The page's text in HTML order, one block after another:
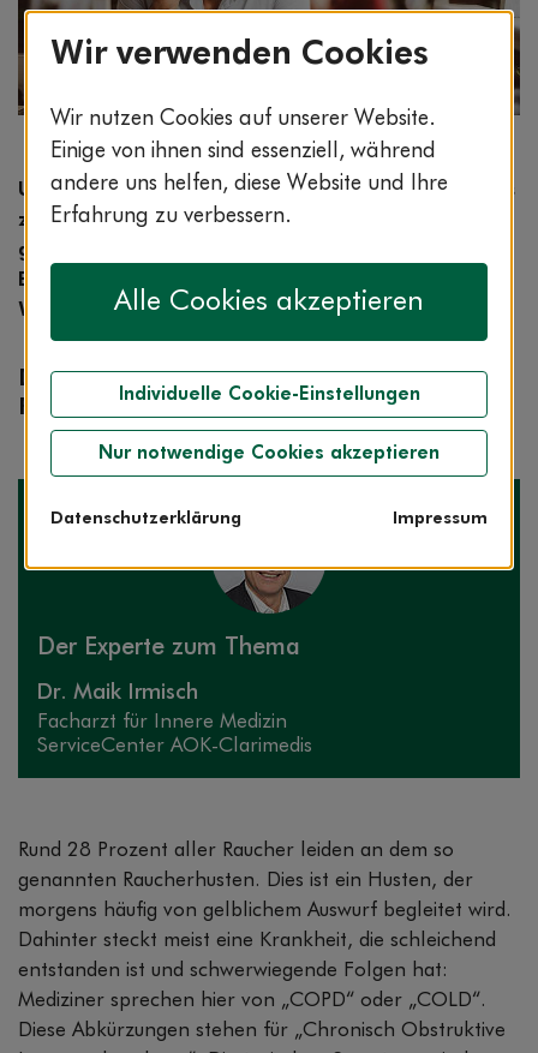
Bildnachweis: © istockphoto.com / Eva-Katalin
Unsere Clarimedis-Experten nehmen jedes Jahr bis
zu einer halben Million Anrufe entgegen. Häufig
gestellte Gesundheitsfragen beantwortet das
Expertenteam in unserer Rubrik „Frage der
Woche“.
Diese Woche: Wie gefährlich ist
Raucherhusten?
Der Experte zum Thema
Dr. Maik Irmisch
Facharzt für Innere Medizin
ServiceCenter AOK-Clarimedis
Rund 28 Prozent aller Raucher leiden an dem so
genannten Raucherhusten. Dies ist ein Husten, der
morgens häufig von gelblichem Auswurf begleitet wird.
Dahinter steckt meist eine Krankheit, die schleichend
entstanden ist und schwerwiegende Folgen hat:
Mediziner sprechen hier von „COPD“ oder „COLD“.
Diese Abkürzungen stehen für „Chronisch Obstruktive
Wir verwenden Cookies
Wir nutzen Cookies auf unserer Website.
Einige von ihnen sind essenziell, während
andere uns helfen, diese Website und Ihre
Erfahrung zu verbessern.
Alle Cookies akzeptieren
Individuelle Cookie-Einstellungen
Nur notwendige Cookies akzeptieren
Datenschutzerklärung Impressum